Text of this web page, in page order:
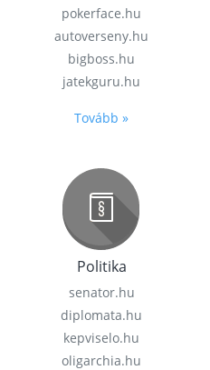
pokerface.hu
autoverseny.hu
bigboss.hu
jatekguru.hu
Tovább »
Politika
senator.hu
diplomata.hu
kepviselo.hu
oligarchia.hu